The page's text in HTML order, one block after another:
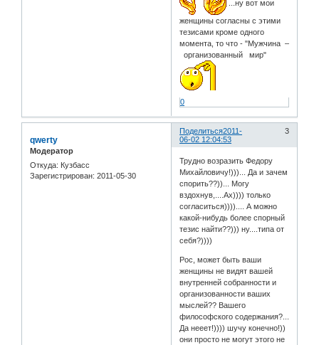
...ну вот мои
женщины согласны с этими
тезисами кроме одного
момента, то что - "Мужчина –
организованный мир"
0
Поделиться 3
2011-
06-02 12:04:53
qwerty
Модератор
Откуда: Кузбасс
Зарегистрирован: 2011-05-30
Трудно возразить Федору
Михайловичу!)))... Да и зачем
спорить??))... Могу
вздохнув,....Ах)))) только
согласиться)))).... А можно
какой-нибудь более спорный
тезис найти??))) ну....типа от
себя?))))
Рос, может быть ваши
женщины не видят вашей
внутренней собранности и
организованности ваших
мыслей?? Вашего
философского содержания?...
Да нееет!)))) шучу конечно!))
они просто не могут этого не